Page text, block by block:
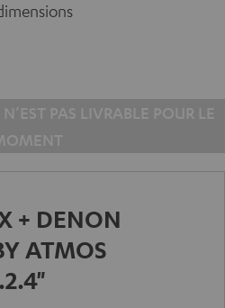
+ DENON
ATMOS